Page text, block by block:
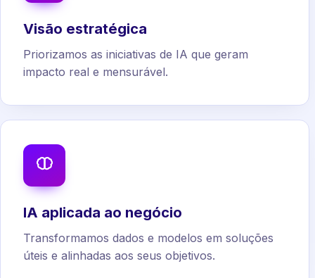
Visão estratégica
Priorizamos as iniciativas de IA que geram
impacto real e mensurável.
IA aplicada ao negócio
Transformamos dados e modelos em soluções
úteis e alinhadas aos seus objetivos.